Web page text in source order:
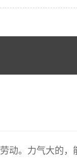
动。力气大的，